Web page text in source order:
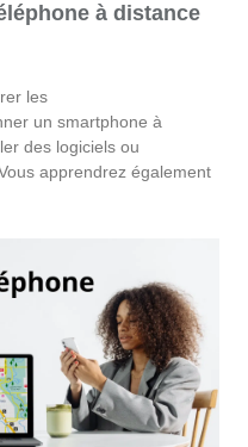
à distance
les
un smartphone à
des logiciels ou
apprendrez également